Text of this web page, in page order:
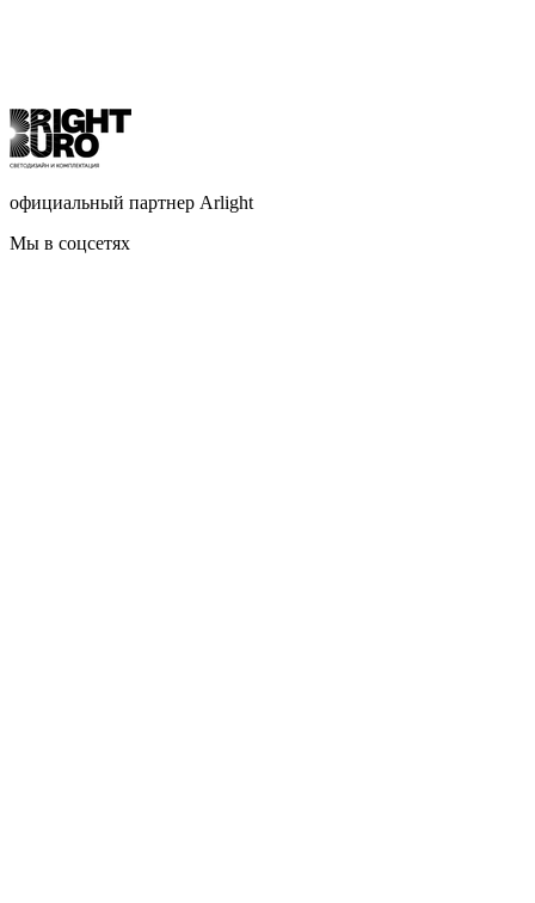
официальный партнер Arlight
Мы в соцсетях